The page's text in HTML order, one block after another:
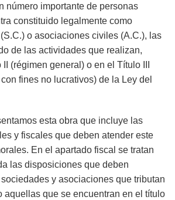
número importante de personas
constituido legalmente como
o asociaciones civiles (A.C.), las
de las actividades que realizan,
(régimen general) o en el Título III
fines no lucrativos) de la Ley del
esta obra que incluye las
y fiscales que deben atender este
En el apartado fiscal se tratan
las disposiciones que deben
y asociaciones que tributan
aquellas que se encuentran en el título